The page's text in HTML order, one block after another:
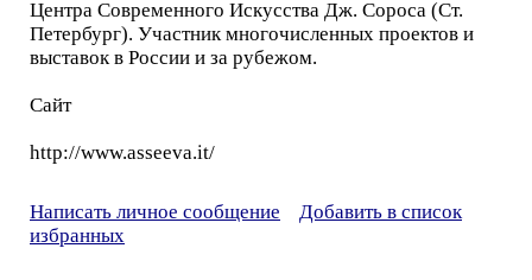
Центра Современного Искусства Дж. Сороса (Ст.
Петербург). Участник многочисленных проектов и
выставок в России и за рубежом.
Сайт
http://www.asseeva.it/
Написать личное сообщение
Добавить в список
избранных